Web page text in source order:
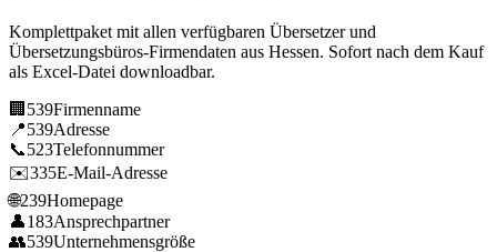
Komplettpaket mit allen verfügbaren Übersetzer und
Übersetzungsbüros-Firmendaten aus Hessen. Sofort nach dem Kauf
als Excel-Datei downloadbar.
🏢 539Firmenname
📍539Adresse
📞523Telefonnummer
✉️335E-Mail-Adresse
🌐239Homepage
👤183Ansprechpartner
👥539Unternehmensgröße